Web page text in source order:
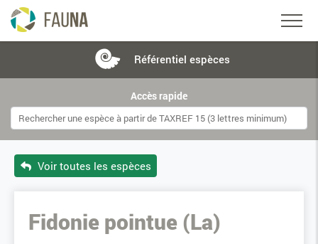
Référentiel espèces
Accès rapide
Voir toutes les espèces
Fidonie pointue (La)